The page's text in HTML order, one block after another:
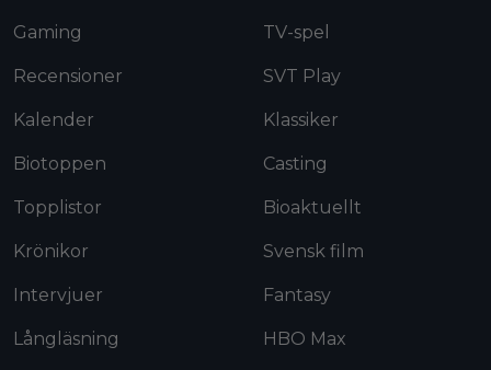
Gaming
Recensioner
Kalender
Biotoppen
Topplistor
Krönikor
Intervjuer
Långläsning
TV-spel
SVT Play
Klassiker
Casting
Bioaktuellt
Svensk film
Fantasy
HBO Max